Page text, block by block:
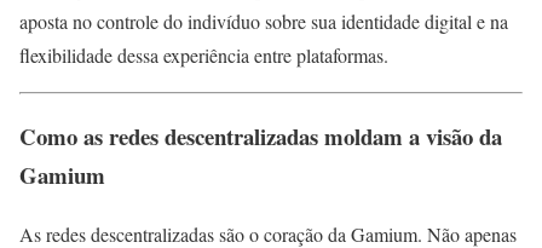
aposta no controle do indivíduo sobre sua identidade digital e na
flexibilidade dessa experiência entre plataformas.
Como as redes descentralizadas moldam a visão da
Gamium
As redes descentralizadas são o coração da Gamium. Não apenas